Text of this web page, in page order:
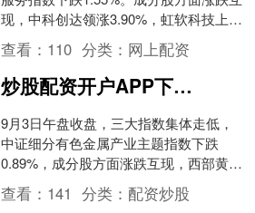
现，中科创达领涨3.90%，虹软科技上涨
2.29%，电科数字上涨0.56%；财富....
查看： 110 分类： 网上配资
炒股配资开户APP下载 成交额超7000万元，有色金属ETF基金(516650)近8日“吸金”1.97亿元
9月3日午盘收盘，三大指数集体走低，
中证细分有色金属产业主题指数下跌
0.89%，成分股方面涨跌互现，西部黄金
打开涨停，涨9.34%，江西铜业、盛新锂
能等股涨幅靠....
查看： 141 分类：配资炒股